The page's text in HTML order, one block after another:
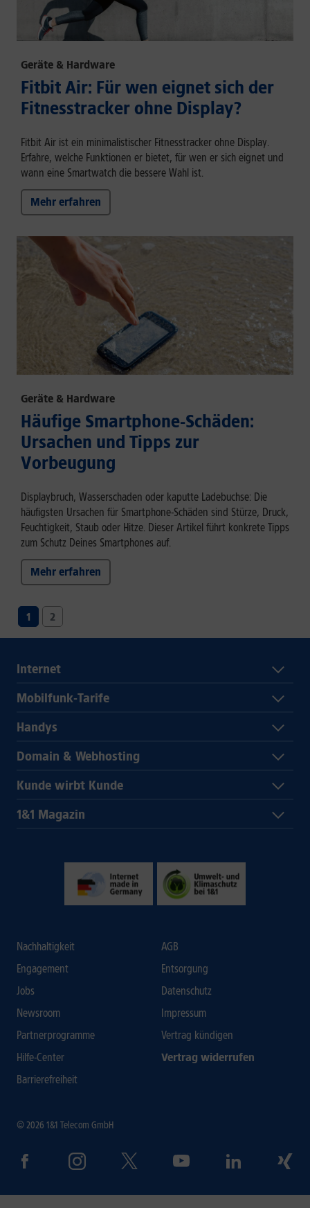
Geräte & Hardware
Fitbit Air: Für wen eignet sich der
Fitnesstracker ohne Display?
Fitbit Air ist ein minimalistischer Fitnesstracker ohne Display.
Erfahre, welche Funktionen er bietet, für wen er sich eignet und
wann eine Smartwatch die bessere Wahl ist.
Mehr erfahren
Geräte & Hardware
Häufige Smartphone-Schäden:
Ursachen und Tipps zur
Vorbeugung
Displaybruch, Wasserschaden oder kaputte Ladebuchse: Die
häufigsten Ursachen für Smartphone-Schäden sind Stürze, Druck,
Feuchtigkeit, Staub oder Hitze. Dieser Artikel führt konkrete Tipps
zum Schutz Deines Smartphones auf.
Mehr erfahren
1 2
Internet
Mobilfunk-Tarife
Handys
Domain & Webhosting
Kunde wirbt Kunde
1&1 Magazin
Nachhaltigkeit
Engagement
Jobs
Newsroom
Partnerprogramme
Hilfe-Center
Barrierefreiheit
AGB
Entsorgung
Datenschutz
Impressum
Vertrag kündigen
Vertrag widerrufen
© 2026 1&1 Telecom GmbH